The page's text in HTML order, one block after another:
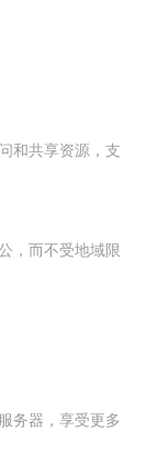
和共享资源，支
，而不受地域限
务器，享受更多